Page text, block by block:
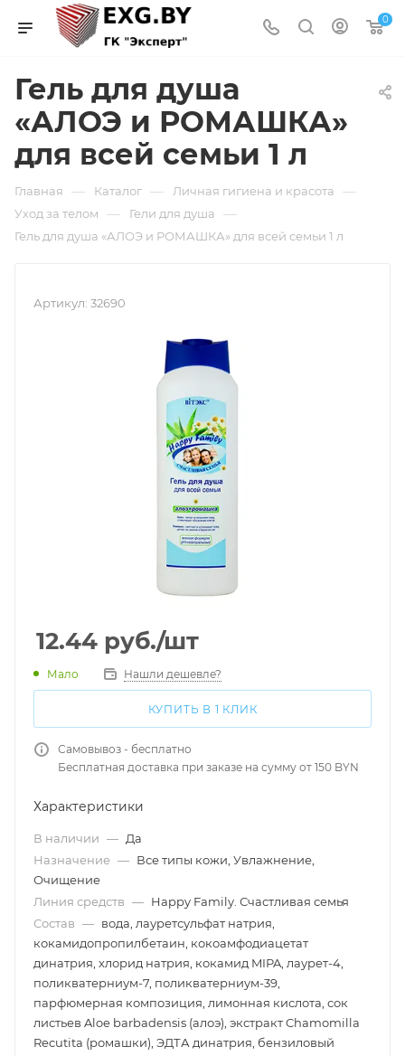
0
Гель для душа
«АЛОЭ и РОМАШКА»
для всей семьи 1 л
Главная — Каталог — Личная гигиена и красота —
Уход за телом — Гели для душа —
Гель для душа «АЛОЭ и РОМАШКА» для всей семьи 1 л
Артикул: 32690
12.44 руб./шт
Мало Нашли дешевле?
КУПИТЬ В 1 КЛИК
Самовывоз - бесплатно
Бесплатная доставка при заказе на сумму от 150 BYN
Характеристики
В наличии — Да
Назначение — Все типы кожи, Увлажнение,
Очищение
Линия средств — Happy Family. Счастливая семья
Состав — вода, лауретсульфат натрия,
кокамидопропилбетаин, кокоамфодиацетат
динатрия, хлорид натрия, кокамид MIPA, лаурет-4,
поликватерниум-7, поликватерниум-39,
парфюмерная композиция, лимонная кислота, сок
листьев Aloe barbadensis (алоэ), экстракт Chamomilla
Recutita (ромашки), ЭДТА динатрия, бензиловый